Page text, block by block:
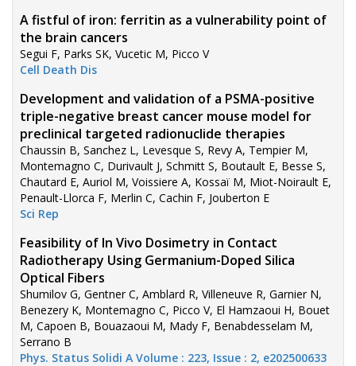
A fistful of iron: ferritin as a vulnerability point of
the brain cancers
Segui F, Parks SK, Vucetic M, Picco V
Cell Death Dis
Development and validation of a PSMA-positive
triple-negative breast cancer mouse model for
preclinical targeted radionuclide therapies
Chaussin B, Sanchez L, Levesque S, Revy A, Tempier M,
Montemagno C, Durivault J, Schmitt S, Boutault E, Besse S,
Chautard E, Auriol M, Voissiere A, Kossaï M, Miot-Noirault E,
Penault-Llorca F, Merlin C, Cachin F, Jouberton E
Sci Rep
Feasibility of In Vivo Dosimetry in Contact
Radiotherapy Using Germanium-Doped Silica
Optical Fibers
Shumilov G, Gentner C, Amblard R, Villeneuve R, Garnier N,
Benezery K, Montemagno C, Picco V, El Hamzaoui H, Bouet
M, Capoen B, Bouazaoui M, Mady F, Benabdesselam M,
Serrano B
Phys. Status Solidi A Volume : 223, Issue : 2, e202500633